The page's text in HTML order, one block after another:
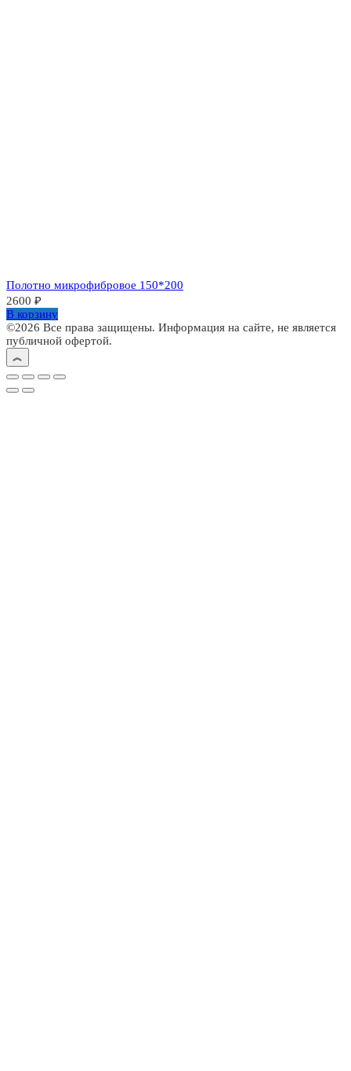
Полотно микрофибровое 150*200
2600 ₽
В корзину
©2026 Все права защищены. Информация на сайте, не является
публичной офертой.